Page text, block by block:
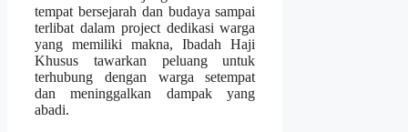
tempat bersejarah dan budaya sampai
terlibat dalam project dedikasi warga
yang memiliki makna, Ibadah Haji
Khusus tawarkan peluang untuk
terhubung dengan warga setempat
dan meninggalkan dampak yang
abadi.